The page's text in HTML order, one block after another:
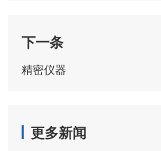
下一条
精密仪器
更多新闻